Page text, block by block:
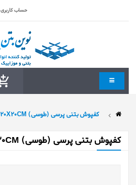
حساب کاربری
کفپوش بتنی پرسی (طوسی) 20X20CM
کفپوش بتنی پرسی (طوسی) 20X20CM